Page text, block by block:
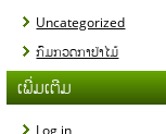
Uncategorized
ກົມກວດກາປ່າໄມ້
ເພີ່ມເຕີມ
Log in